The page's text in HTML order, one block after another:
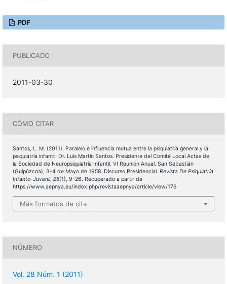
PDF
PUBLICADO
2011-03-30
CÓMO CITAR
Santos, L. M. (2011). Paralelo e influencia mutua entre la psiquiatría general y la
psiquiatría infantil: Dr. Luís Martín Santos. Presidente del Comité Local Actas de
la Sociedad de Neuropsiquiatría Infantil. VI Reunión Anual. San Sebastián
(Guipúzcoa), 3-4 de Mayo de 1958. Discurso Presidencial. Revista De Psiquiatría
Infanto-Juvenil, 28(1), 9–26. Recuperado a partir de
https://www.aepnya.eu/index.php/revistaaepnya/article/view/176
Más formatos de cita
NÚMERO
Vol. 28 Núm. 1 (2011)